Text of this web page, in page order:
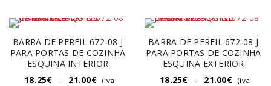
BARRA DE PERFIL 672-08 J
PARA PORTAS DE COZINHA
ESQUINA INTERIOR
18.25€ – 21.00€
(iva
BARRA DE PERFIL 672-08 J
PARA PORTAS DE COZINHA
ESQUINA EXTERIOR
18.25€ – 21.00€
(iva